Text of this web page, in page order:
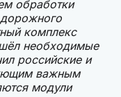
обработки
комплекс
необходимые
российские и
важным
модули